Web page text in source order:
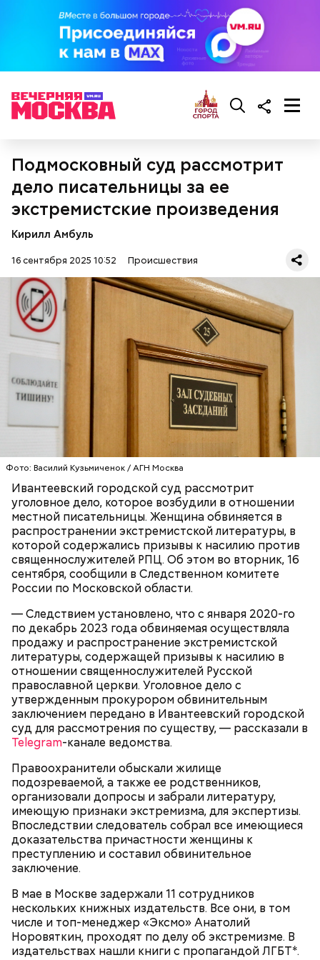
Подмосковный суд рассмотрит
дело писательницы за ее
экстремистские произведения
Кирилл Амбуль
16 сентября 2025 10:52 Происшествия
Фото: Василий Кузьмиченок / АГН Москва
Ивантеевский городской суд рассмотрит
уголовное дело, которое возбудили в отношении
местной писательницы. Женщина обвиняется в
распространении экстремистской литературы, в
которой содержались призывы к насилию против
священнослужителей РПЦ. Об этом во вторник, 16
сентября, сообщили в Следственном комитете
России по Московской области.
— Следствием установлено, что с января 2020-го
по декабрь 2023 года обвиняемая осуществляла
продажу и распространение экстремистской
литературы, содержащей призывы к насилию в
отношении священнослужителей Русской
православной церкви. Уголовное дело с
утвержденным прокурором обвинительным
заключением передано в Ивантеевский городской
суд для рассмотрения по существу, — рассказали в
Telegram-канале ведомства.
Правоохранители обыскали жилище
подозреваемой, а также ее родственников,
организовали допросы и забрали литературу,
имеющую признаки экстремизма, для экспертизы.
Впоследствии следователь собрал все имеющиеся
доказательства причастности женщины к
преступлению и составил обвинительное
заключение.
В мае в Москве задержали 11 сотрудников
нескольких книжных издательств. Все они, в том
числе и топ-менеджер «Эксмо» Анатолий
Норовяткин, проходят по делу об экстремизме. В
издательствах нашли книги с пропагандой ЛГБТ*.
Родственники обналичивали деньги и возвращали
их Гасанову. А чтобы пользоваться деньгами и не
вызвать подозрений у налоговой, Гасанов либо
распределял их между еще несколькими счетами,
либопокупал на них квартиры.
Блогеру грозило до семи лет лишения свободы.
Реакция Гасанова на расследование
Гусейн Гасанов на момент начала расследования
находился в ОАЭ. Узнав о своем заочном аресте,
погасил все долги перед налоговой на еще
большую сумму — 320 миллионов рублей.